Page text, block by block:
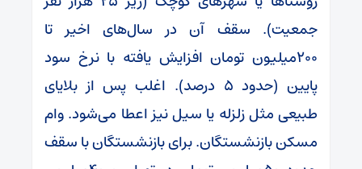
جمعیت). سقف آن در سال‌های اخیر تا
۲۰۰میلیون تومان افزایش یافته با نرخ سود
پایین (حدود ۵ درصد). اغلب پس از بلایای
طبیعی مثل زلزله یا سیل نیز اعطا می‌شود. وام
مسکن بازنشستگان. برای بازنشستگان با سقف